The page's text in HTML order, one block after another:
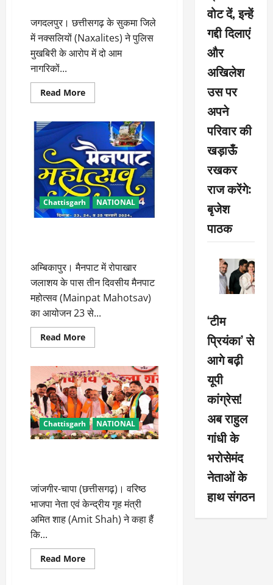
घोषणा
जगदलपुर। छत्तीसगढ़ के सुकमा जिले
में नक्सलियों (Naxalites) ने पुलिस
मुखबिरी के आरोप में दो आम
नागरिकों...
Read MoreRead
more
ने
दो
नागरिकों
की
हत्या
Chattisgarh NATIONAL
अम्बिकापुर। मैनपाट में रोपाखार
जलाशय के पास तीन दिवसीय मैनपाट
महोत्सव (Mainpat Mahotsav)
का आयोजन 23 से...
Read MoreRead
more
विष्णुदेव
साय
करेंगे
मैनपाट
महोत्सव
का
उद्घाटन
Chattisgarh NATIONAL
जांजगीर-चापा (छत्तीसगढ़)। वरिष्ठ
भाजपा नेता एवं केन्द्रीय गृह मंत्री
अमित शाह (Amit Shah) ने कहा हैं
कि...
Read MoreRead
more
वोट दें, इन्हें
गद्दी दिलाएं
और
अखिलेश
उस पर
अपने
परिवार की
खड़ाऊँ
रखकर
राज करेंगे:
बृजेश
पाठक
‘टीम
प्रियंका’ से
आगे बढ़ी
यूपी
कांग्रेस!
अब राहुल
गांधी के
भरोसेमंद
नेताओं के
हाथ संगठन